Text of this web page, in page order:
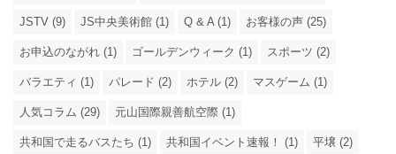
JSTV (9) JS中央美術館 (1) Q & A (1) お客様の声 (25)
お申込のながれ (1) ゴールデンウィーク (1) スポーツ (2)
バラエティ (1) パレード (2) ホテル (2) マスゲーム (1)
人気コラム (29) 元山国際親善航空際 (1)
共和国で走るバスたち (1) 共和国イベント速報！ (1) 平壌 (2)